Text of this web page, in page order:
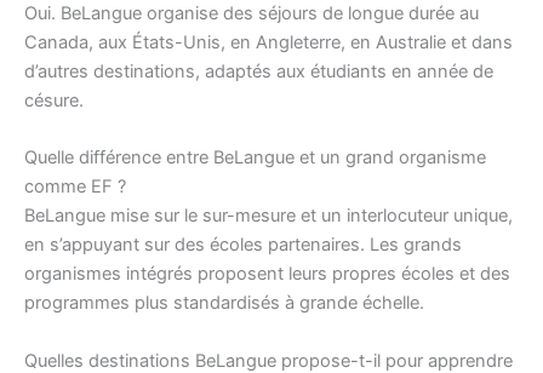
Oui. BeLangue organise des séjours de longue durée au
Canada, aux États-Unis, en Angleterre, en Australie et dans
d’autres destinations, adaptés aux étudiants en année de
césure.
Quelle différence entre BeLangue et un grand organisme
comme EF ?
BeLangue mise sur le sur-mesure et un interlocuteur unique,
en s’appuyant sur des écoles partenaires. Les grands
organismes intégrés proposent leurs propres écoles et des
programmes plus standardisés à grande échelle.
Quelles destinations BeLangue propose-t-il pour apprendre